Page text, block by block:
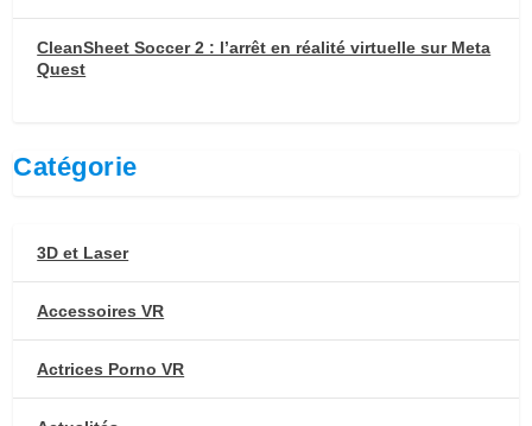
CleanSheet Soccer 2 : l’arrêt en réalité virtuelle sur Meta
Quest
Catégorie
3D et Laser
Accessoires VR
Actrices Porno VR